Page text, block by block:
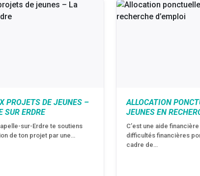
PROJETS DE JEUNES –
SUR ERDRE
sur-Erdre te soutiens
de ton projet par une…
ALLOCATION
JEUNES EN
C’est une aide
difficultés financières
cadre de…